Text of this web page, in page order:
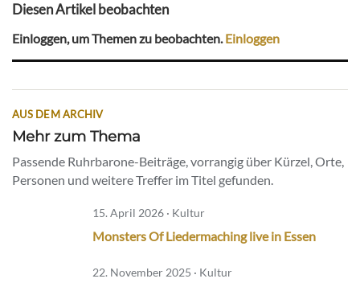
Diesen Artikel beobachten
Einloggen, um Themen zu beobachten. Einloggen
AUS DEM ARCHIV
Mehr zum Thema
Passende Ruhrbarone-Beiträge, vorrangig über Kürzel, Orte,
Personen und weitere Treffer im Titel gefunden.
15. April 2026 · Kultur
Monsters Of Liedermaching live in Essen
22. November 2025 · Kultur